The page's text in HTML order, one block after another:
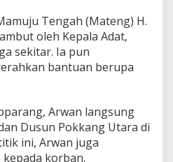
Tengah (Mateng) H.
oleh Kepala Adat,
sekitar. Ia pun
bantuan berupa
Arwan langsung
Dusun Pokkang Utara di
ini, Arwan juga
korban.